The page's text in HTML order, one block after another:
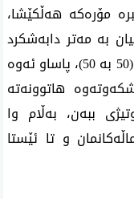
لە حیبرە مۆرەكە هەڵكێشا،
بە مەتر دابەشكرد
و ئەو سەردەمە ناونرا فیفتی بە فیفتی (50 بە 50)، پاساو ئەوە
هاتوونەتە
ببەن، بەڵام وا
و تا ئێستا